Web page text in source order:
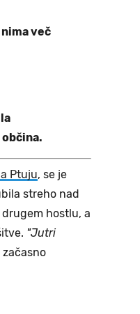
več
Ptuju, se je
streho nad
hostlu, a
"Jutri